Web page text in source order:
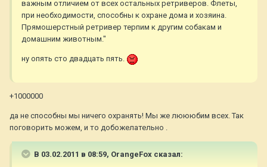
важным отличием от всех остальных ретриверов. Флеты,
при необходимости, способны к охране дома и хозяина.
Прямошерстный ретривер терпим к другим собакам и
домашним животным."
ну опять сто двадцать пять.
+1000000
да не способны мы ничего охранять! Мы же люююбим всех. Так
поговорить можем, и то добожелательно .
В 03.02.2011 в 08:59, OrangeFox сказал: